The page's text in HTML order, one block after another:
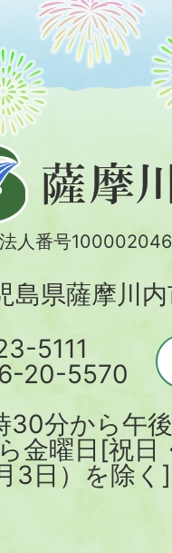
法人番号
県薩摩川内
5111
20-5570
30分から午
金曜日[祝日
3日）を除く]